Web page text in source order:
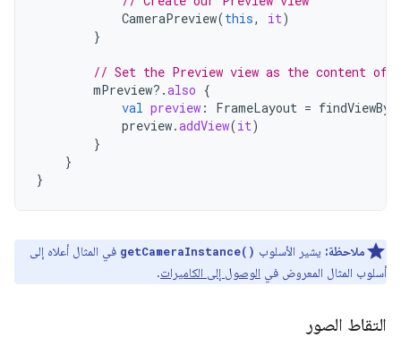
CameraPreview(this, it)
}
// Set the Preview view as the content
mPreview?.also {
val preview : FrameLayout =
preview.addView(it)
}
}
}
ملاحظة: يشير الأسلوب getCameraInstance() في المثال أعلاه إلى
أسلوب المثال المعروض في الوصول إلى الكاميرات.
التقاط الصور